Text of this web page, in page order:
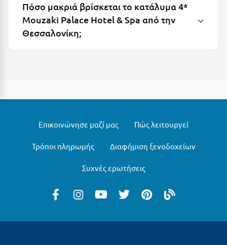
Σέρρες
Σιθωνία
Πόσο μακριά βρίσκεται το κατάλυμα 4*
Mouzaki Palace Hotel & Spa από την
Θεσσαλονίκη;
Επικοινώνησε μαζί μας Πώς λειτουργεί
Τρόποι πληρωμής Διαφήμιση ξενοδοχείων
Συχνές ερωτήσεις